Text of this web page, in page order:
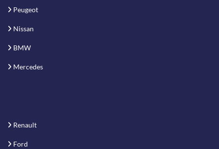
Peugeot
Nissan
BMW
Mercedes
Renault
Ford